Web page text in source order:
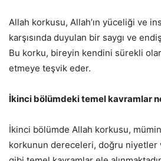
Allah korkusu, Allah’ın yüceliği ve
karşısında duyulan bir saygı ve
Bu korku, bireyin kendini sürekli
etmeye teşvik eder.
İkinci bölümdeki temel kavramlar
İkinci bölümde Allah korkusu,
korkunun dereceleri, doğru niyetler